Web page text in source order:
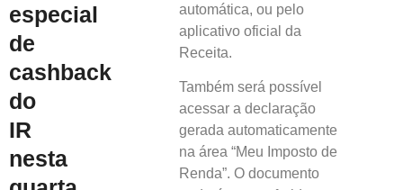
especial
de
cashback
do
IR
nesta
automática, ou pelo
aplicativo oficial da
Receita.
Também será possível
acessar a declaração
gerada automaticamente
na área “Meu Imposto de
Renda”. O documento